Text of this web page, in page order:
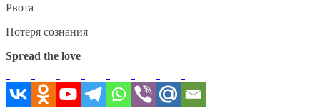
Рвота
Потеря сознания
Spread the love